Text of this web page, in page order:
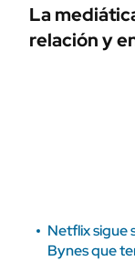
ÁMBITO DEBATE
MEDIAKIT AMBITO
La
relación y
Netflix sigue
Bynes que